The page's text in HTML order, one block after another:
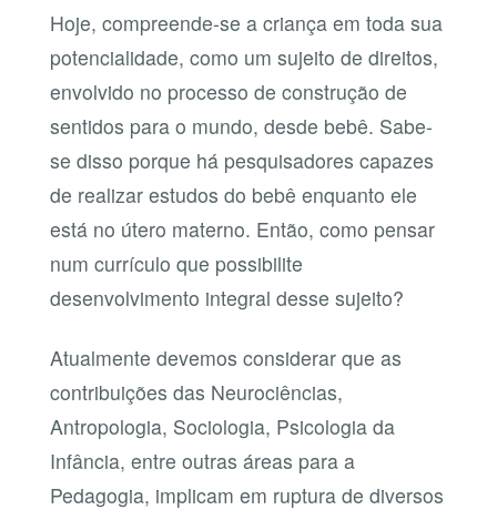
Hoje, compreende-se a criança em toda sua
potencialidade, como um sujeito de direitos,
envolvido no processo de construção de
sentidos para o mundo, desde bebê. Sabe-
se disso porque há pesquisadores capazes
de realizar estudos do bebê enquanto ele
está no útero materno. Então, como pensar
num currículo que possibilite
desenvolvimento integral desse sujeito?
Atualmente devemos considerar que as
contribuições das Neurociências,
Antropologia, Sociologia, Psicologia da
Infância, entre outras áreas para a
Pedagogia, implicam em ruptura de diversos